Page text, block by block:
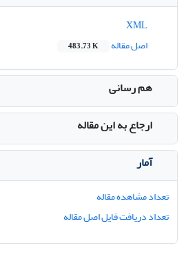
اصل مقاله
483.73 K
هم رسانی
ارجاع به این مقاله
آمار
تعداد مشاهده مقاله
تعداد دریافت فایل اصل مقاله